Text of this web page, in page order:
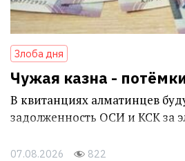
Злоба дня
Чужая казна -
В квитанциях алматинцев
задолженность ОСИ и КСК за
07.08.2026 822